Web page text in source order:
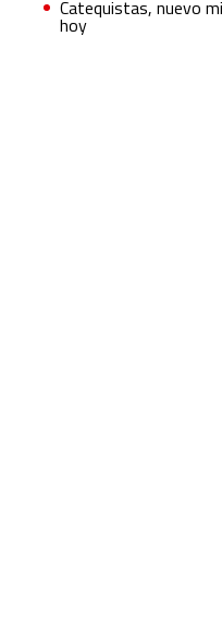
Catequistas, nuevo
hoy